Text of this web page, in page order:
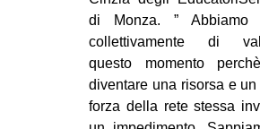
ms
di Monza. ” Abbiamo
collettivamente di
questo momento
diventare una risorsa e un
forza della rete stessa